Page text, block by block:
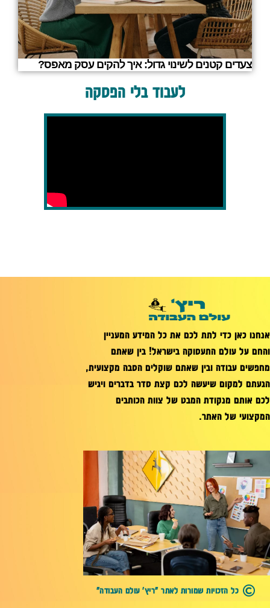
צעדים קטנים לשינוי גדול: איך להקים עסק מאפס?
לעבוד בלי הפסקה
אנחנו כאן כדי לתת לכם את כל המידע המעניין
והחם על עולם התעסוקה בישראל! בין שאתם
מחפשים עבודה ובין שאתם שוקלים הסבה מקצועית,
הגעתם למקום שיעשה לכם קצת סדר בדברים ויגיש
לכם אותם מנקודת המבט של צוות הכותבים
המקצועי של האתר.
כל הזכויות שמורות לאתר "ריץ' עולם העבודה"